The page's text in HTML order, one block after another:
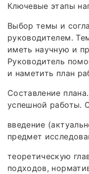
Ключевые этапы
Выбор темы и
руководителем.
иметь научную и
Руководитель
и наметить план
Составление
успешной работы.
введение
предмет
теоретическую
подходов,